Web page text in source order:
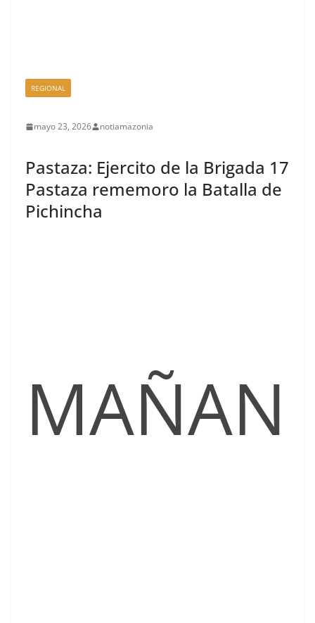
REGIONAL
mayo 23, 2026 notiamazonia
Pastaza: Ejercito de la Brigada 17
Pastaza rememoro la Batalla de
Pichincha
MAÑAN